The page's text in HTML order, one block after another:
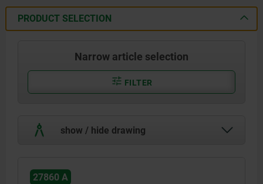
PRODUCT SELECTION
Narrow article selection
FILTER
show / hide drawing
27860 A